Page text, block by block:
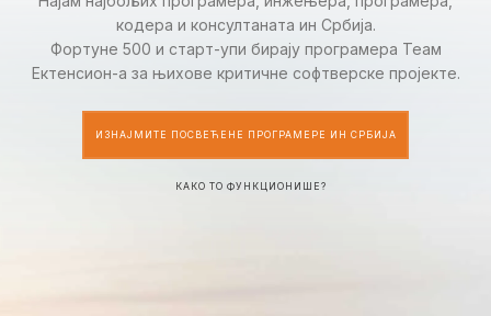
кодера и консултаната ин Србија.
Фортуне 500 и старт-упи бирају програмера Теам
Ектенсион-а за њихове критичне софтверске пројекте.
ИЗНАЈМИТЕ ПОСВЕЋЕНЕ ПРОГРАМЕРЕ ИН СРБИЈА
КАКО ТО ФУНКЦИОНИШЕ?